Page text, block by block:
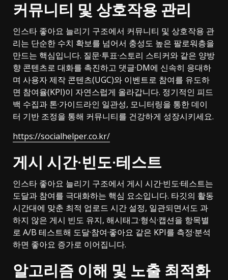
커뮤니티 및 상호작용 관리
인스타 좋아요 늘리기 구조에서 커뮤니티 및 상호작용 관
리는 단순한 수치 확보를 넘어서 충성도 높은 팔로워층을
만드는 핵심입니다. 질문·투표·스토리 스티커와 같은 양방
향 콘텐츠로 대화를 촉진하고 댓글·DM에 신속히 응대하
며 사용자 제작 콘텐츠(UGC)와 이벤트로 참여를 유도하
면 참여율(KPI)이 자연스럽게 올라갑니다. 정기적인 피드
백 수집과 톤·가이드라인 일관성, 모니터링을 통한 데이
터 기반 조정을 통해 커뮤니티를 건강하게 성장시키세요.
https://socialhelper.co.kr/
게시 시간·빈도·테스트
인스타 좋아요 늘리기 구조에서 게시 시간·빈도·테스트는
도달과 참여를 극대화하는 핵심 요소입니다. 타깃의 활동
시간대에 맞춘 최적 업로드 시간 설정, 일관되면서도 과
하지 않은 게시 빈도 유지, 해시태그·형식·캡션을 항목별
로 A/B 테스트해 도달·참여·좋아요 같은 KPI를 측정·분석
하면 좋아요 증가로 이어집니다.
알고리즘 이해 및 노출 최적화